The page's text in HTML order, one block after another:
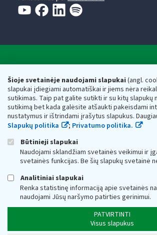
Šioje svetainėje naudojami slapukai(angl.
slapukai įdiegiami automatiškai ir jiems nėra
sutikimas. Taip pat galite sutikti ir su kitų slapukų
sutikimą bet kada galėsite atšaukti pakeisdami
nustatymus ir ištrindami įrašytus slapukus.
Slapukų politika
; Privatumo politika.
Būtinieji slapukai
Naudojami sklandžiam svetainės veikimui ir
svetainės funkcijas. Be šių slapukų svetainė
Analitiniai slapukai
Renka statistinę informaciją apie svetainės
naudojami Jūsų naršymo patirties gerinimui.
PATVIRTINTI
Visus slapukus
Respublikos finansų ministerijos
Biudžetinė įstaiga. Juridinio asmens kodas —
adresas: Vasario 16-osios g. 14, 01107 Vilnius,
vmi@vmi.lt, E. pristatymo dėžutės adresas
Duomenys apie Valstybinę mokesčių inspekciją
Respublikos finansų ministerijos kaupiami ir